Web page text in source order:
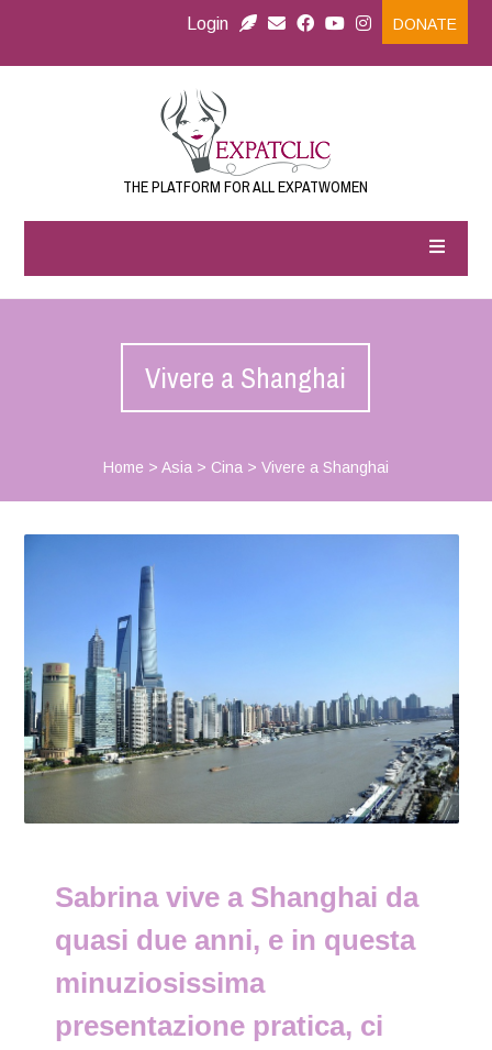
Login DONATE
THE PLATFORM FOR ALL EXPATWOMEN
Vivere a Shanghai
Home > Asia > Cina > Vivere a Shanghai
Sabrina vive a Shanghai da
quasi due anni, e in questa
minuziosissima
presentazione pratica, ci